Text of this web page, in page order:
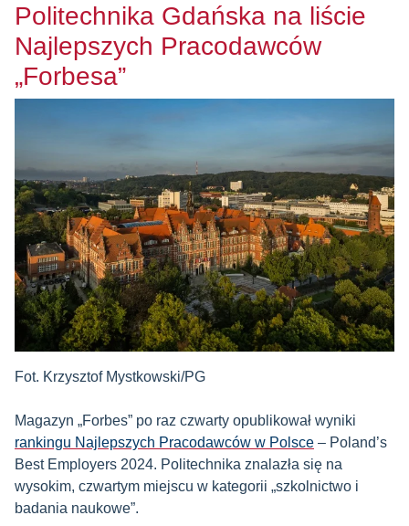
Politechnika Gdańska na liście
Najlepszych Pracodawców
„Forbesa”
Fot. Krzysztof Mystkowski/PG
Magazyn „Forbes” po raz czwarty opublikował wyniki
rankingu Najlepszych Pracodawców w Polsce – Poland’s
Best Employers 2024. Politechnika znalazła się na
wysokim, czwartym miejscu w kategorii „szkolnictwo i
badania naukowe”.